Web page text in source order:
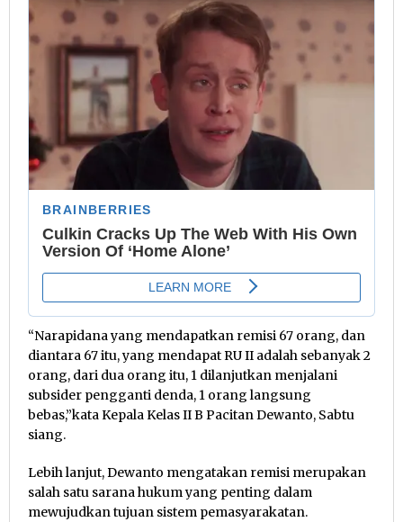
“Narapidana yang mendapatkan remisi 67 orang, dan
diantara 67 itu, yang mendapat RU II adalah sebanyak 2
orang, dari dua orang itu, 1 dilanjutkan menjalani
subsider pengganti denda, 1 orang langsung
bebas,”kata Kepala Kelas II B Pacitan Dewanto, Sabtu
siang.
Lebih lanjut, Dewanto mengatakan remisi merupakan
salah satu sarana hukum yang penting dalam
mewujudkan tujuan sistem pemasyarakatan.